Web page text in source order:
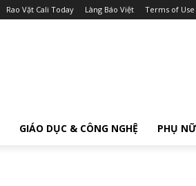
Rao Vặt Cali Today Làng Báo Việt Terms of Use
GIÁO DỤC & CÔNG NGHỆ PHỤ NỮ